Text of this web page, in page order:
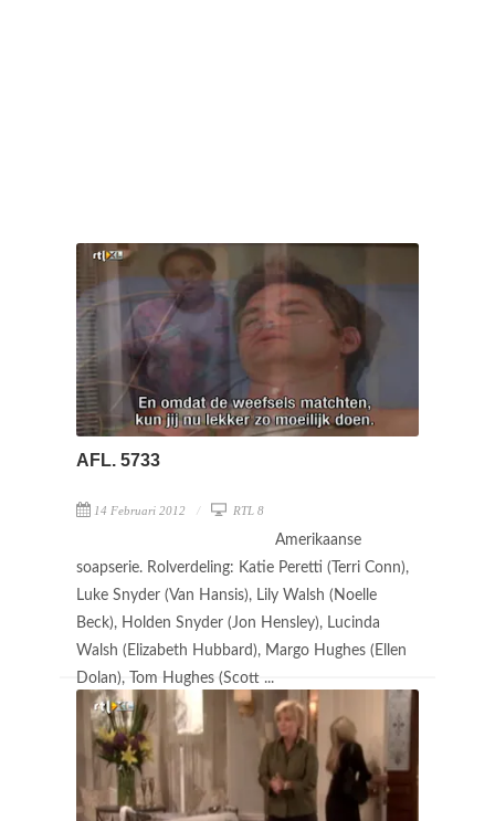
AFL. 5733
14 Februari 2012 RTL 8
Amerikaanse
soapserie. Rolverdeling: Katie Peretti (Terri Conn),
Luke Snyder (Van Hansis), Lily Walsh (Noelle
Beck), Holden Snyder (Jon Hensley), Lucinda
Walsh (Elizabeth Hubbard), Margo Hughes (Ellen
Dolan), Tom Hughes (Scott ...